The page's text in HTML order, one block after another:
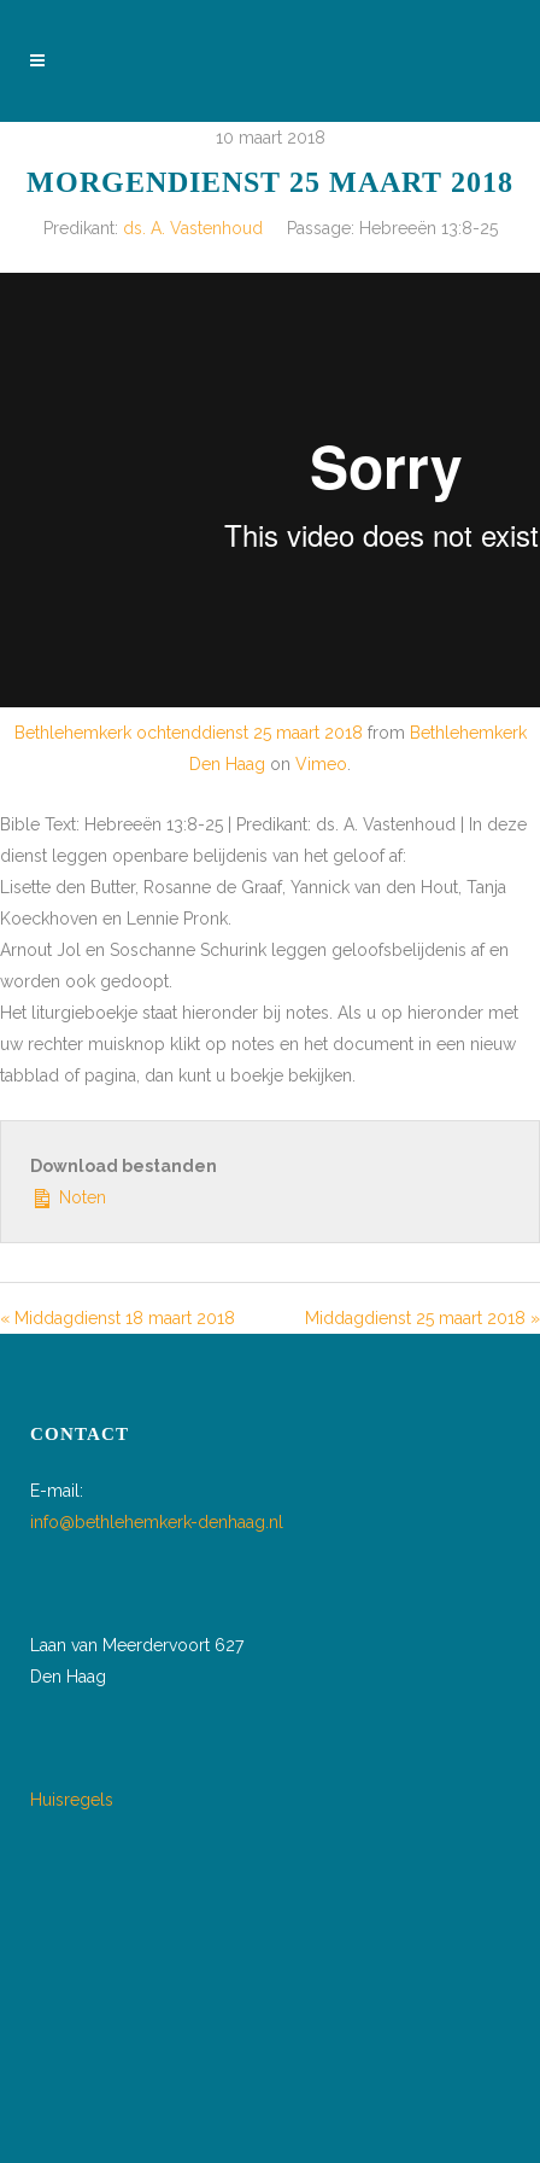
10 maart 2018
MORGENDIENST 25 MAART 2018
Predikant: ds. A. Vastenhoud Passage: Hebreeën 13:8-25
Bethlehemkerk ochtenddienst 25 maart 2018 from Bethlehemkerk
Den Haag on Vimeo
Bible Text: Hebreeën 13:8-25 | Predikant: ds. A. Vastenhoud | In deze
dienst leggen openbare belijdenis van het geloof af:
Lisette den Butter, Rosanne de Graaf, Yannick van den Hout, Tanja
Koeckhoven en Lennie Pronk.
Arnout Jol en Soschanne Schurink leggen geloofsbelijdenis af en
worden ook gedoopt.
Het liturgieboekje staat hieronder bij notes. Als u op hieronder met
uw rechter muisknop klikt op notes en het document in een nieuw
tabblad of pagina, dan kunt u boekje bekijken.
Download bestanden
Noten
« Middagdienst 18 maart 2018 Middagdienst 25 maart 2018 »
CONTACT
E-mail:
info@bethlehemkerk-denhaag.nl
Laan van Meerdervoort 627
Den Haag
Huisregels